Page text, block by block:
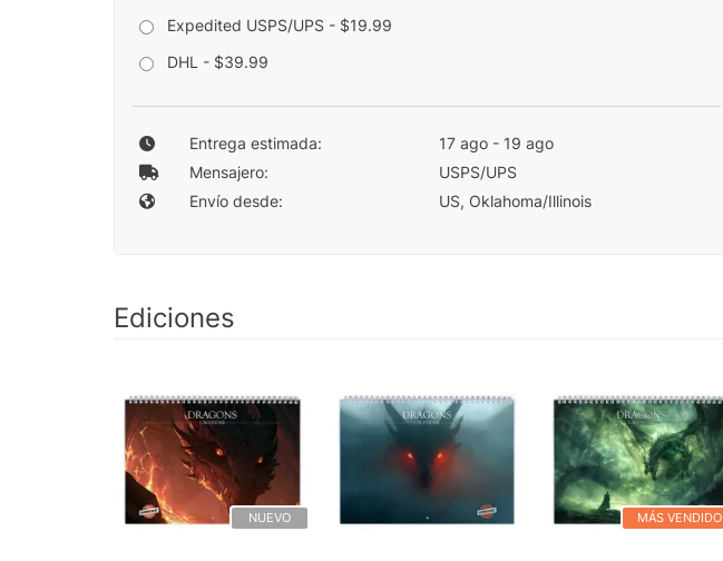
Expedited USPS/UPS - $19.99
DHL - $39.99
Entrega estimada:
17 ago - 19 ago
Mensajero:
USPS/UPS
Envío desde:
US, Oklahoma/Illinois
Ediciones
NUEVO MÁS VENDIDO